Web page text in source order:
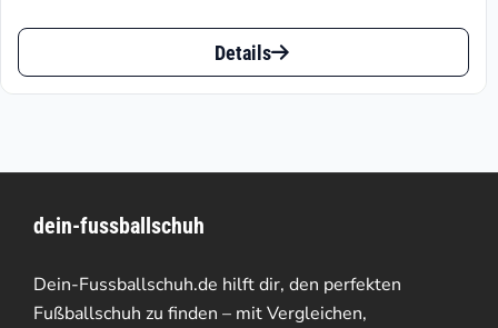
Dieses
Produkt
auf.
Die
Optionen
Details
dein-fussballschuh
Dein-Fussballschuh.de hilft dir, den perfekten
Fußballschuh zu finden – mit Vergleichen,